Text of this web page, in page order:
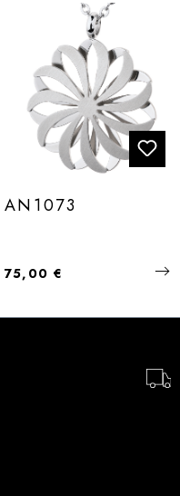
AN1073
Regulärer Preis:
75,00 €